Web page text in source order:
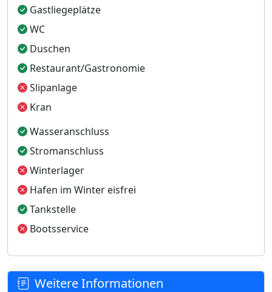
Gastliegeplätze
WC
Duschen
Restaurant/Gastronomie
Slipanlage
Kran
Wasseranschluss
Stromanschluss
Winterlager
Hafen im Winter eisfrei
Tankstelle
Bootsservice
Weitere Informationen